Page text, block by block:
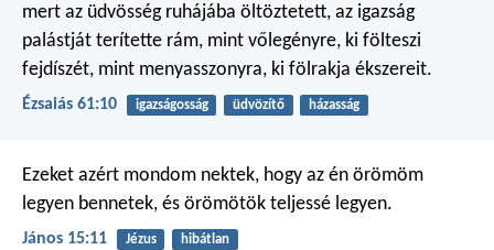
mert az üdvösség ruhájába öltöztetett, az igazság
palástját terítette rám, mint vőlegényre, ki fölteszi
fejdíszét, mint menyasszonyra, ki fölrakja ékszereit.
Ézsaiás 61:10 igazságosság üdvözítő házasság
Ezeket azért mondom nektek, hogy az én örömöm
legyen bennetek, és örömötök teljessé legyen.
János 15:11 Jézus hibátlan